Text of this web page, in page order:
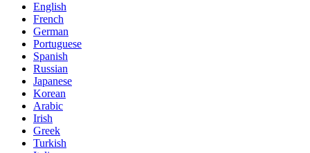
English
French
German
Portuguese
Spanish
Russian
Japanese
Korean
Arabic
Irish
Greek
Turkish